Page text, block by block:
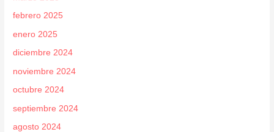
febrero 2025
enero 2025
diciembre 2024
noviembre 2024
octubre 2024
septiembre 2024
agosto 2024